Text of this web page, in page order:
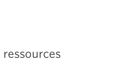
ressources